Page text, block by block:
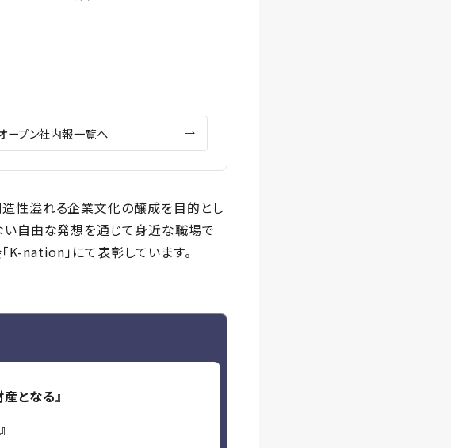
ープン社内報一覧へ
性溢れる企業文化の醸成を目的とし
い自由な発想を通じて身近な職場で
nation」にて表彰しています。
となる』